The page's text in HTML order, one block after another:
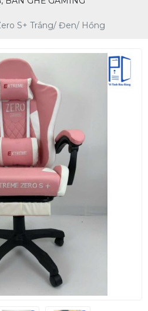
S+ Trắng/ Đen/ Hồng